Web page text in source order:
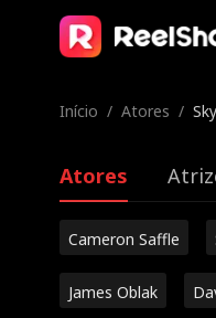
Início / Atores /
Atores
Cameron Saffle
James Oblak